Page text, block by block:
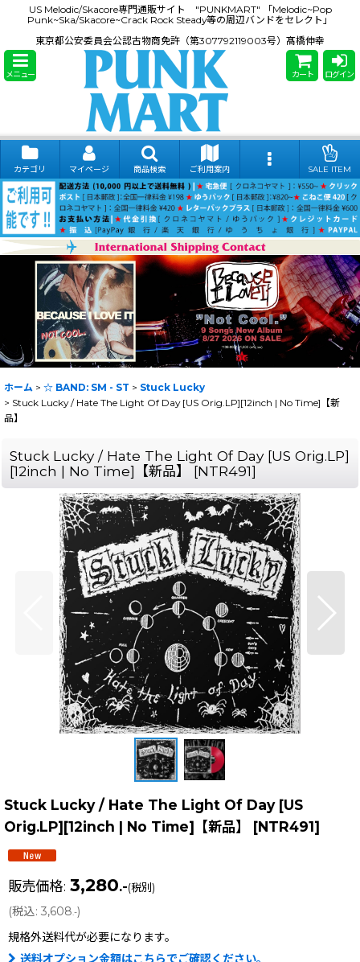
US Melodic/Skacore専門通販サイト "PUNKMART" 「Melodic~Pop
Punk~Ska/Skacore~Crack Rock Steady等の周辺バンドをセレクト」
東京都公安委員会公認古物商免許（第307792119003号）髙橋伸幸
メニュー カート ログイン
カテゴリ マイページ 商品検索 ご利用案内 SALE ITEM
ホーム > ☆ BAND: SM - ST > Stuck Lucky
> Stuck Lucky / Hate The Light Of Day [US Orig.LP][12inch | No Time]【新
品】
Stuck Lucky / Hate The Light Of Day [US Orig.LP]
[12inch | No Time]【新品】
[NTR491]
Stuck Lucky / Hate The Light Of Day [US
Orig.LP][12inch | No Time]【新品】
[NTR491]
販売価格: 3,280.-(税別)
(税込: 3,608.-)
規格外送料代が必要になります。
送料オプション金額はこちらでご確認ください。